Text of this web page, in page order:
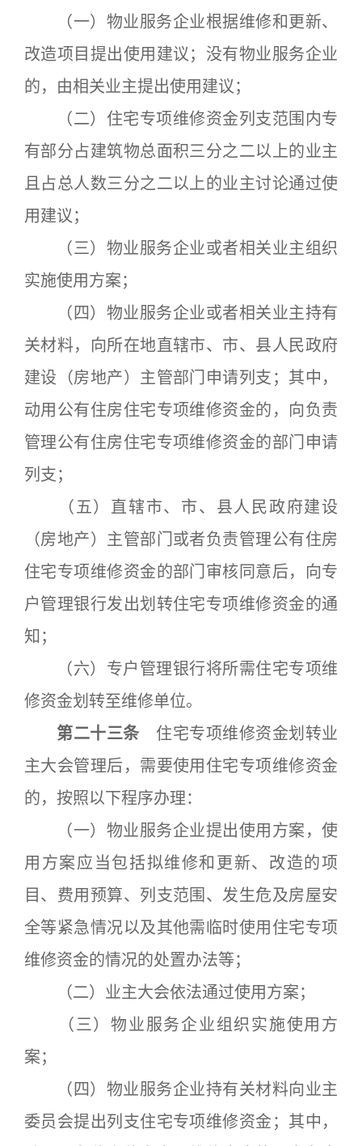
（一）物业服务企业根据维修和更新、
改造项目提出使用建议；没有物业服务企业
的，由相关业主提出使用建议；
（二）住宅专项维修资金列支范围内专
有部分占建筑物总面积三分之二以上的业主
且占总人数三分之二以上的业主讨论通过使
用建议；
（三）物业服务企业或者相关业主组织
实施使用方案；
（四）物业服务企业或者相关业主持有
关材料，向所在地直辖市、市、县人民政府
建设（房地产）主管部门申请列支；其中，
动用公有住房住宅专项维修资金的，向负责
管理公有住房住宅专项维修资金的部门申请
列支；
（五）直辖市、市、县人民政府建设
（房地产）主管部门或者负责管理公有住房
住宅专项维修资金的部门审核同意后，向专
户管理银行发出划转住宅专项维修资金的通
知；
（六）专户管理银行将所需住宅专项维
修资金划转至维修单位。
第二十三条 住宅专项维修资金划转业
主大会管理后，需要使用住宅专项维修资金
的，按照以下程序办理：
（一）物业服务企业提出使用方案，使
用方案应当包括拟维修和更新、改造的项
目、费用预算、列支范围、发生危及房屋安
全等紧急情况以及其他需临时使用住宅专项
维修资金的情况的处置办法等；
（二）业主大会依法通过使用方案；
（三）物业服务企业组织实施使用方
案；
（四）物业服务企业持有关材料向业主
委员会提出列支住宅专项维修资金；其中，